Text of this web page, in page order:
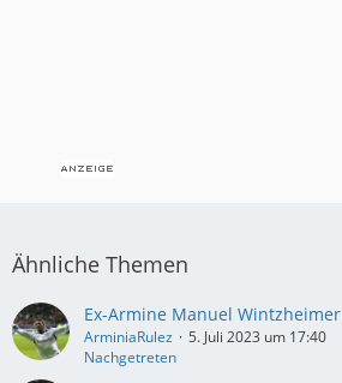
Ähnliche Themen
Ex-Armine Manuel Wintzheimer
ArminiaRulez
5. Juli 2023 um 17:40
Nachgetreten